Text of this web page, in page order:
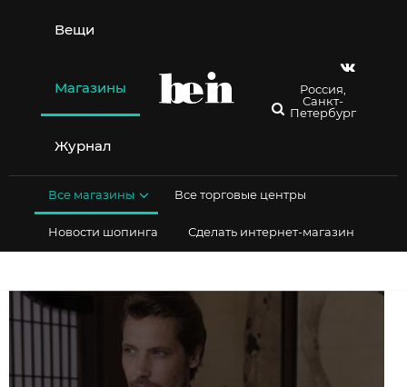
содержимому
Вещи
Магазины
Журнал
Россия,
Санкт-
Петербург
Все магазины Все торговые центры
Новости шопинга Сделать интернет-магазин